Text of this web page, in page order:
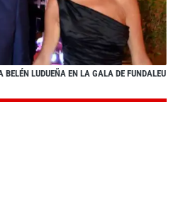
LUDUEÑA EN LA GALA DE FUNDALEU